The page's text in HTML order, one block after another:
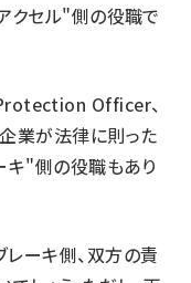
クセル"側の役職で
Officer、
業が法律に則った
キ"側の役職もあり
ーキ側、双方の責